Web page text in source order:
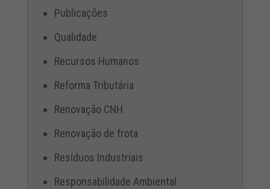
Publicações
Qualidade
Recursos Humanos
Reforma Tributária
Renovação CNH
Renovação de frota
Resíduos Industriais
Responsabilidade Ambiental